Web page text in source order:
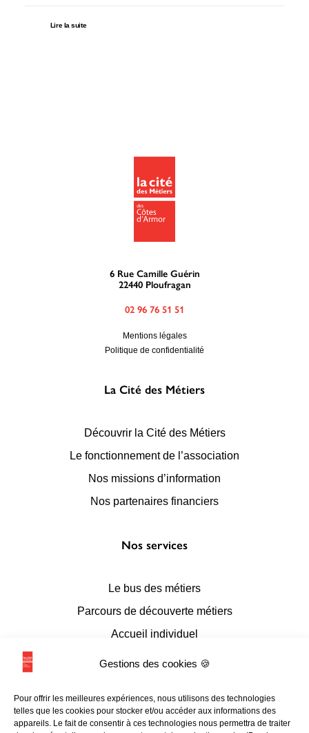
Gestions des cookies 🍪
Pour offrir les meilleures expériences, nous utilisons des technologies
telles que les cookies pour stocker et/ou accéder aux informations des
appareils. Le fait de consentir à ces technologies nous permettra de traiter
Lire la suite
6 Rue Camille Guérin
22440 Ploufragan
02 96 76 51 51
Mentions légales
Politique de confidentialité
La Cité des Métiers
Découvrir la Cité des Métiers
Le fonctionnement de l’association
Nos missions d’information
Nos partenaires financiers
Nos services
Le bus des métiers
Parcours de découverte métiers
Accueil individuel
Accueil en conseil numérique
Espace documentaire et multimédia
L’accessibilité